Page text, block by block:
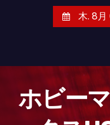
木. 8
ホビー